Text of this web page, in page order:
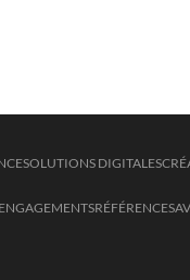
SOLUTIONS DIGITALES
ENGAGEMENTSRÉFÉRENCES